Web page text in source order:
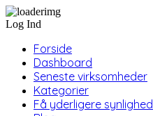
Log Ind
Forside
Dashboard
Seneste virksomheder
Kategorier
Få yderligere synlighed